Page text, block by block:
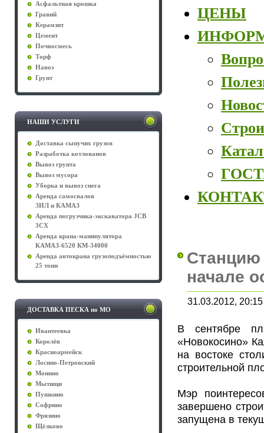
Асфальтная крошка
Гравий
Керамзит
Цемент
Почвосмесь
Торф
Навоз
Грунт
НАШИ УСЛУГИ
Доставка сыпучих грузов
Разработка котлованов
Вывоз грунта
Вывоз мусора
Уборка и вывоз снега
Аренда самосвалов
ЗИЛ и КАМАЗ
Аренда погрузчика-экскаватора JCB
3CX
Аренда крана-манипулятора
КАМАЗ-6520 КМ-34000
Аренда автокрана грузоподъёмностью
25 тонн
ДОСТАВКА ПЕСКА по МО
Ивантеевка
Королёв
Красноармейск
Лосино-Петровский
Монино
Мытищи
Пушкино
Софрино
Фрязино
Щёлково
ЦЕНЫ
Станцию
начале
31.03.2012,
В сентябре
«Новокосино»
на востоке
строительной
Мэр
завершено
запущена в